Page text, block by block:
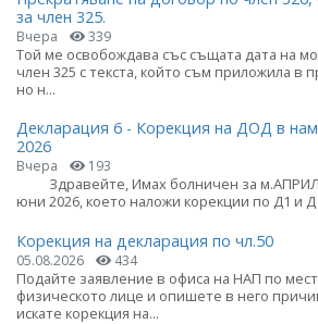
за член 325.
Вчера 339
Той ме освобождава със същата дата на
член 325 с текста, който съм приложила в
но н...
Декларация 6 - Корекция на ДОД в
2026
Вчера 193
Здравейте, Имах болничен за м.АПРИЛ
юни 2026, което наложи корекции по Д1 и Д
Корекция на декларация по чл.50
05.08.2026 434
Подайте заявление в офиса на НАП по
физическото лице и опишете в него
искате корекция на...